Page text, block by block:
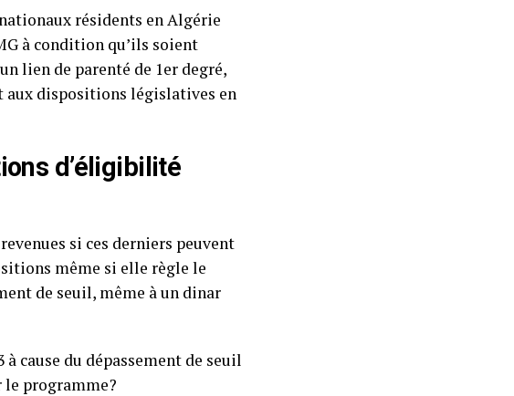
résidents en Algérie
à condition qu’ils soient
lien de parenté de 1er degré,
aux dispositions législatives en
d’éligibilité
si ces derniers peuvent
même si elle règle le
de seuil, même à un dinar
cause du dépassement de seuil
programme?